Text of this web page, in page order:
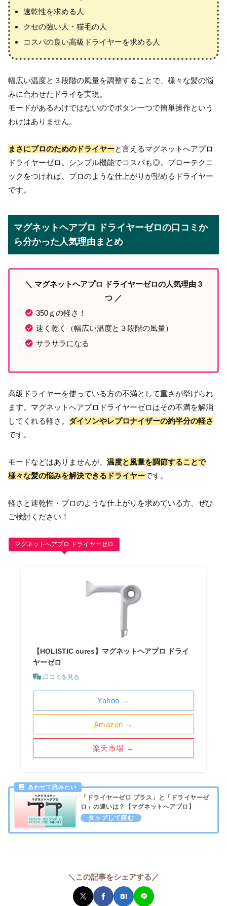
速乾性を求める人
クセの強い人・猫毛の人
コスパの良い高級ドライヤーを求める人
幅広い温度と３段階の風量を調整することで、様々な髪の悩
みに合わせたドライを実現。
モードがあるわけではないのでボタン一つで簡単操作という
わけはありません。
まさにプロのためのドライヤーと言えるマグネットへアプロ
ドライヤーゼロ。シンプル機能でコスパも◎。ブローテクニ
ックをつければ、プロのような仕上がりが望めるドライヤー
です。
マグネットヘアプロ ドライヤーゼロの口コミか
ら分かった人気理由まとめ
＼ マグネットヘアプロ ドライヤーゼロの人気理由 3
つ ／
350ｇの軽さ！
速く乾く（幅広い温度と３段階の風量）
サラサラになる
高級ドライヤーを使っている方の不満として重さが挙げられ
ます。マグネットへアプロドライヤーゼロはその不満を解消
してくれる軽さ。 ダイソンやレプロナイザーの約半分の軽さ
です。
モードなどはありませんが、 温度と風量を調節することで
様々な髪の悩みを解決できるドライヤーです。
軽さと速乾性・プロのような仕上がりを求めている方、ぜひ
ご検討ください！
マグネットへアプロ ドライヤーゼロ
【HOLISTIC cures】マグネットヘアプロ ドライ
ヤーゼロ
口コミを見る
Amazon →
楽天市場 →
Yahoo →
「ドライヤーゼロ プラス」と「ドライヤーゼ
ロ」の違いは？【マグネットへアプロ】
＼この記事をシェアする／